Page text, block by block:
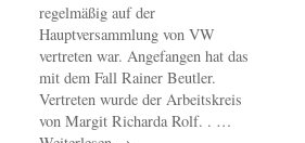
regelmäßig auf der
Hauptversammlung von VW
vertreten war. Angefangen hat das
mit dem Fall Rainer Beutler.
Vertreten wurde der Arbeitskreis
von Margit Richarda Rolf. . …